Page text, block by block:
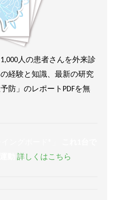
人の患者さんを外来診
経験と知識、最新の研究
防」のレポートPDFを無
詳しくはこちら